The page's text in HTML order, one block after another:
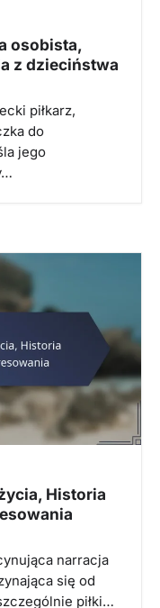
osobista,
z dzieciństwa
piłkarz,
do
jego
Historia
narracja
się od
piłki…